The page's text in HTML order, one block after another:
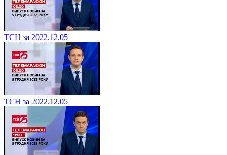
ТСН за 2022.12.05
ТСН за 2022.12.05